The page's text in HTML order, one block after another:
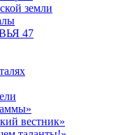
земли
47
вестник»